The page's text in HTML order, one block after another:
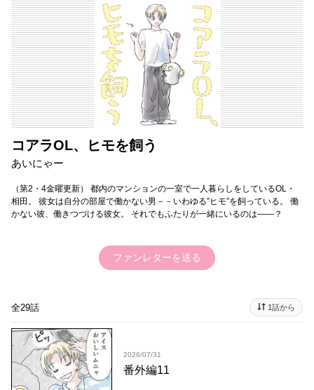
コアラOL、ヒモを飼う
あいにゃー
（第2・4金曜更新） 都内のマンションの一室で一人暮らしをしているOL・
相田。 彼女は自分の部屋で働かない男－－いわゆる”ヒモ”を飼っている。 働
かない彼、働きつづける彼女。 それでもふたりが一緒にいるのは――？
ファンレターを送る
全29話 1話から
2026/07/31
番外編11